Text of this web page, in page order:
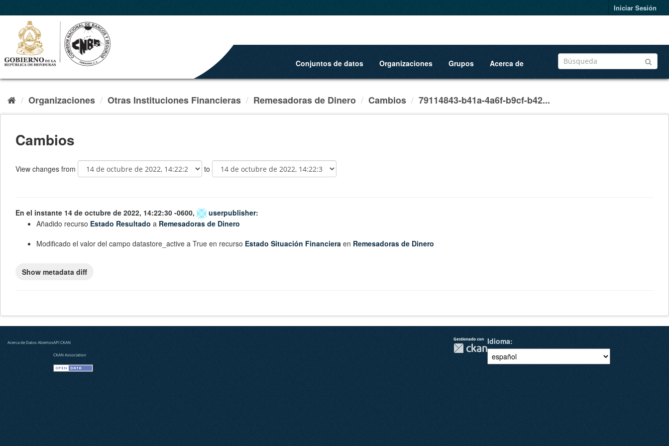
Iniciar Sesión
Conjuntos de datos Organizaciones Grupos Acerca de
Organizaciones Otras Instituciones Financieras Remesadoras de Dinero Cambios 79114843-b41a-4a6f-b9cf-b42...
Cambios
View changes from to
En el instante 14 de octubre de 2022, 14:22:30 -0600, userpublisher:
Añadido recurso Estado Resultado a Remesadoras de Dinero
Modificado el valor del campo datastore_active a True en recurso Estado Situación Financiera en Remesadoras de Dinero
Acerca de Datos AbiertosAPI CKAN
CKAN Association
Gestionado con Idioma